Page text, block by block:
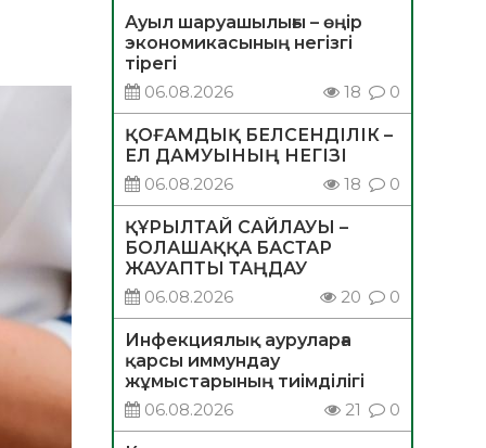
Ауыл шаруашылығы – өңір
экономикасының негізгі
тірегі
06.08.2026
18 0
ҚОҒАМДЫҚ БЕЛСЕНДІЛІК –
ЕЛ ДАМУЫНЫҢ НЕГІЗІ
06.08.2026
18 0
ҚҰРЫЛТАЙ САЙЛАУЫ –
БОЛАШАҚҚА БАСТАР
ЖАУАПТЫ ТАҢДАУ
06.08.2026
20 0
Инфекциялық ауруларға
қарсы иммундау
жұмыстарының тиімділігі
06.08.2026
21 0